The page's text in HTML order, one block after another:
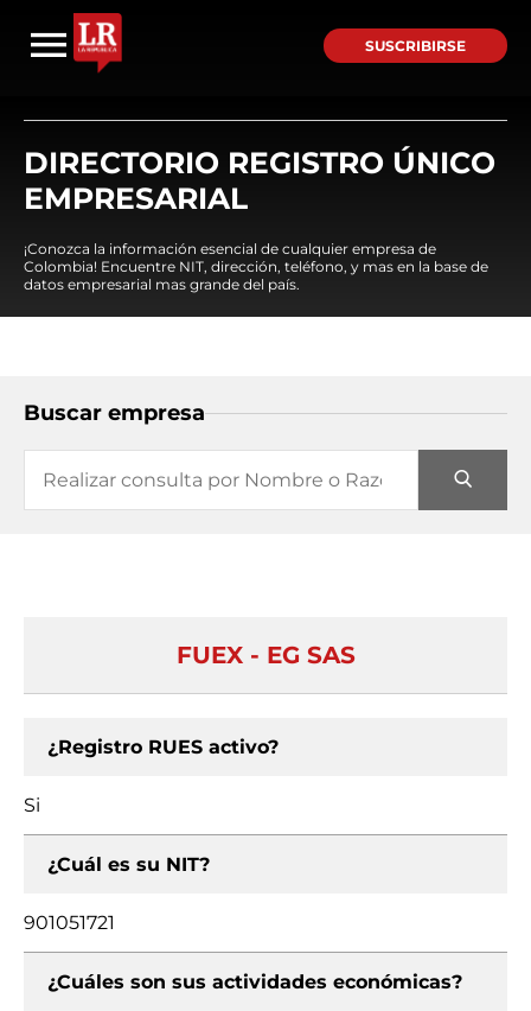
SUSCRIBIRSE
DIRECTORIO REGISTRO ÚNICO
EMPRESARIAL
¡Conozca la información esencial de cualquier empresa de
Colombia! Encuentre NIT, dirección, teléfono, y mas en la base de
datos empresarial mas grande del país.
Buscar empresa
FUEX - EG SAS
¿Registro RUES activo?
Si
¿Cuál es su NIT?
901051721
¿Cuáles son sus actividades económicas?